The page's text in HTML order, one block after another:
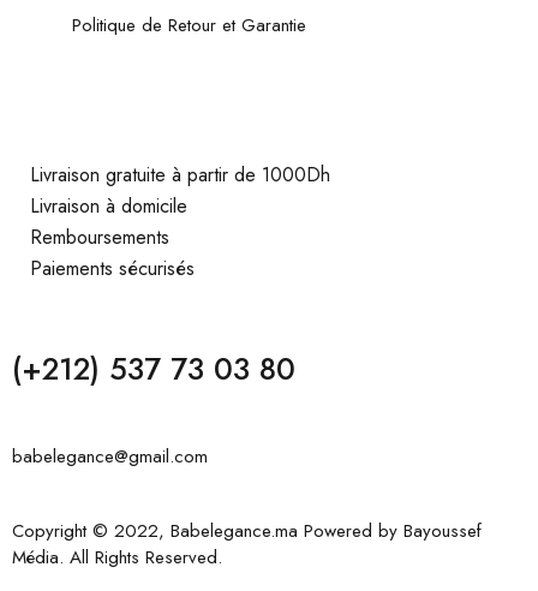
Politique de Retour et Garantie
Livraison gratuite à partir de 1000Dh
Livraison à domicile
Remboursements
Paiements sécurisés
(+212) 537 73 03 80
babelegance@gmail.com
Copyright © 2022, Babelegance.ma Powered by Bayoussef
Média. All Rights Reserved.